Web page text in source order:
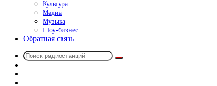
Культура
Медиа
Музыка
Шоу-бизнес
Обратная связь
Поиск